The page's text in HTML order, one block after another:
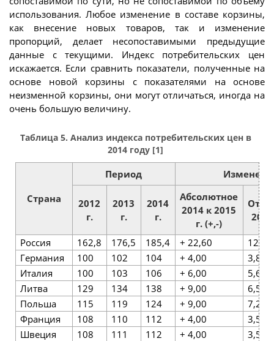
использования. Любое изменение в составе корзины,
как внесение новых товаров, так и изменение
пропорций, делает несопоставимыми предыдущие
данные с текущими. Индекс потребительских цен
искажается. Если сравнить показатели, полученные на
основе новой корзины с показателями на основе
неизменной корзины, они могут отличаться, иногда на
очень большую величину.
Таблица 5. Анализ индекса потребительских цен в
2014 году [1]
Страна
Период
2012
г.
2013
г.
2014
г.
Абсолютное
2014 к 2015
г. (+,-)
Россия 162,8 176,5 185,4 + 22,60
12,19
Германия
100 102 104 + 4,00
3,85
Италия
100 103 106 + 6,00
5,66
Литва
129 134 138 + 9,00
6,52
Польша
115 119 124 + 9,00
7,26
Франция
108 110 112 + 4,00
3,57
Швеция
108 111 112 + 4,00
3,57